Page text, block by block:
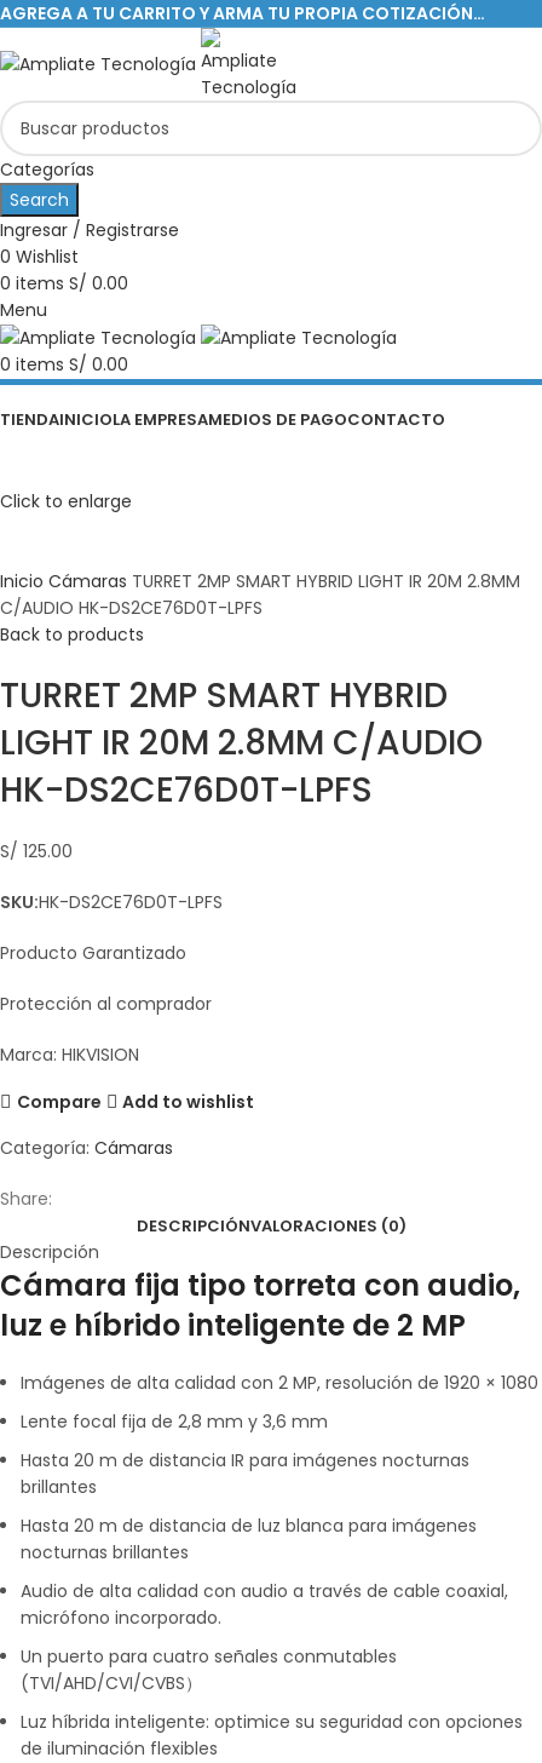
AGREGA A TU CARRITO Y ARMA TU PROPIA COTIZACIÓN…
Categorías
Search
Ingresar / Registrarse
0 Wishlist
0 items S/ 0.00
Menu
0 items S/ 0.00
Categorías
TIENDAINICIOLA EMPRESAMEDIOS DE PAGOCONTACTO
Click to enlarge
Inicio Cámaras TURRET 2MP SMART HYBRID LIGHT IR 20M 2.8MM
C/AUDIO HK-DS2CE76D0T-LPFS
Back to products
TURRET 2MP SMART HYBRID
LIGHT IR 20M 2.8MM C/AUDIO
HK-DS2CE76D0T-LPFS
S/ 125.00
SKU:HK-DS2CE76D0T-LPFS
Producto Garantizado
Protección al comprador
Marca: HIKVISION
Compare
Add to wishlist
Categoría: Cámaras
Share:
DESCRIPCIÓNVALORACIONES (0)
Descripción
Cámara fija tipo torreta con audio,
luz e híbrido inteligente de 2 MP
Imágenes de alta calidad con 2 MP, resolución de 1920 × 1080
Lente focal fija de 2,8 mm y 3,6 mm
Hasta 20 m de distancia IR para imágenes nocturnas
brillantes
Hasta 20 m de distancia de luz blanca para imágenes
nocturnas brillantes
Audio de alta calidad con audio a través de cable coaxial,
micrófono incorporado.
Un puerto para cuatro señales conmutables
(TVI/AHD/CVI/CVBS）
Luz híbrida inteligente: optimice su seguridad con opciones
de iluminación flexibles